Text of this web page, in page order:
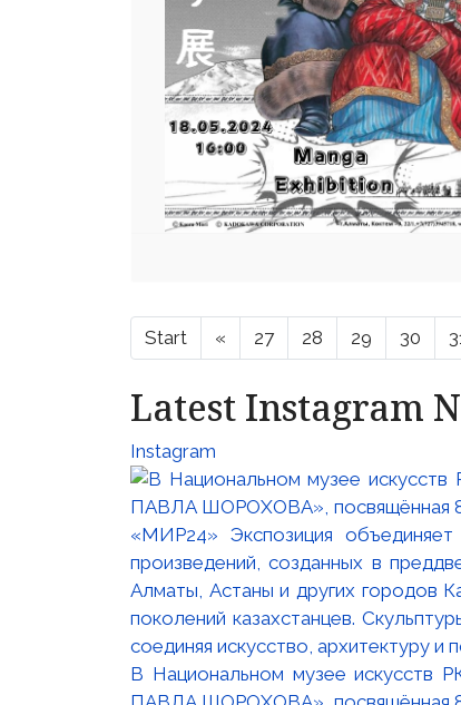
Start « 27 28 29 30
Latest Instagram
Instagram
В Национальном музее искусств